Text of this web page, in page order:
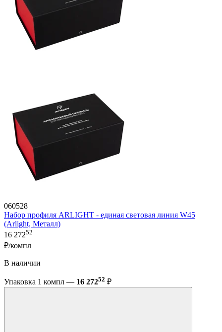
060528
Набор профиля ARLIGHT - единая световая линия W45
(Arlight, Металл)
16 27252
₽/компл
В наличии
Упаковка 1 компл — 16 27252 ₽